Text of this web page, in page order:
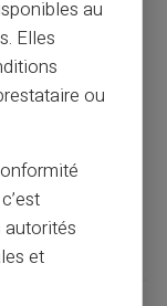
bonne
étapes
disposition,
en
à jour
les détails
surprise.
au
Elles
ou
autorités
et